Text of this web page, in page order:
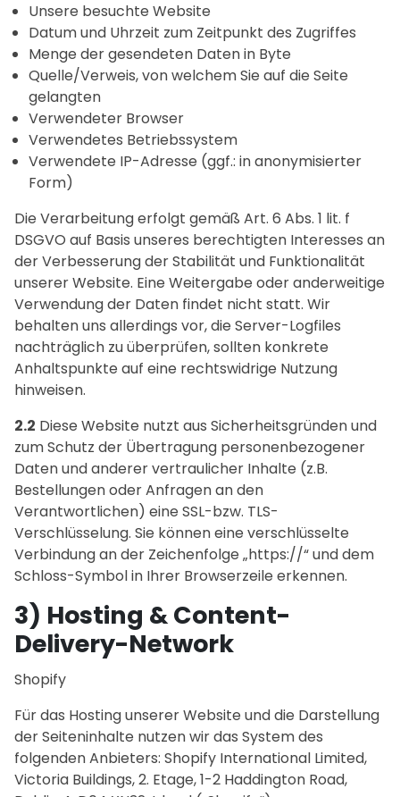
Unsere besuchte Website
Datum und Uhrzeit zum Zeitpunkt des Zugriffes
Menge der gesendeten Daten in Byte
Quelle/Verweis, von welchem Sie auf die Seite
gelangten
Verwendeter Browser
Verwendetes Betriebssystem
Verwendete IP-Adresse (ggf.: in anonymisierter
Form)
Die Verarbeitung erfolgt gemäß Art. 6 Abs. 1 lit. f
DSGVO auf Basis unseres berechtigten Interesses an
der Verbesserung der Stabilität und Funktionalität
unserer Website. Eine Weitergabe oder anderweitige
Verwendung der Daten findet nicht statt. Wir
behalten uns allerdings vor, die Server-Logfiles
nachträglich zu überprüfen, sollten konkrete
Anhaltspunkte auf eine rechtswidrige Nutzung
hinweisen.
2.2 Diese Website nutzt aus Sicherheitsgründen und
zum Schutz der Übertragung personenbezogener
Daten und anderer vertraulicher Inhalte (z.B.
Bestellungen oder Anfragen an den
Verantwortlichen) eine SSL-bzw. TLS-
Verschlüsselung. Sie können eine verschlüsselte
Verbindung an der Zeichenfolge „https://“ und dem
Schloss-Symbol in Ihrer Browserzeile erkennen.
3) Hosting & Content-
Delivery-Network
Shopify
Für das Hosting unserer Website und die Darstellung
der Seiteninhalte nutzen wir das System des
folgenden Anbieters: Shopify International Limited,
Victoria Buildings, 2. Etage, 1-2 Haddington Road,